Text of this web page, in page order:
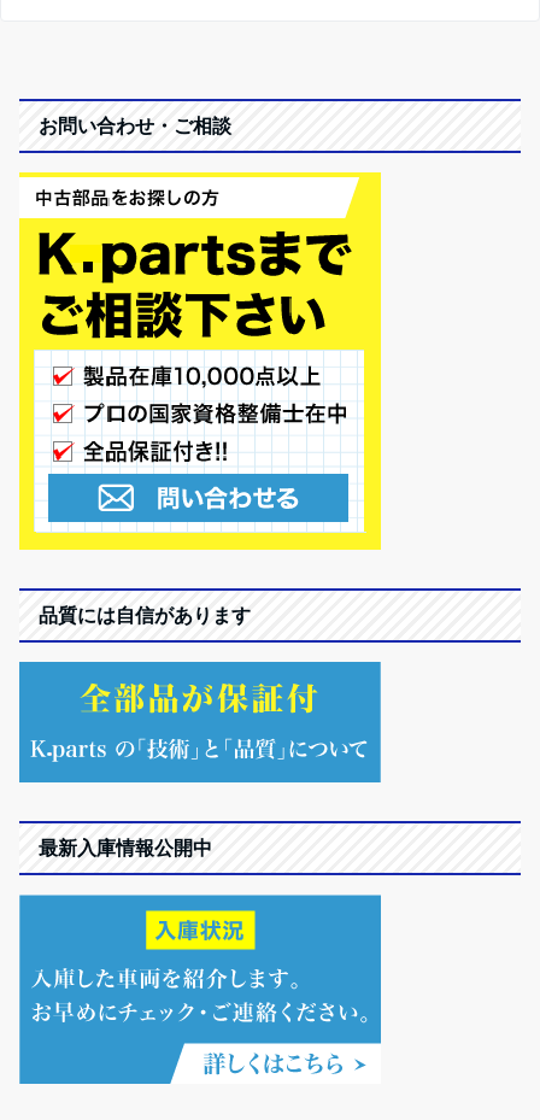
お問い合わせ・ご相談
品質には自信があります
最新入庫情報公開中